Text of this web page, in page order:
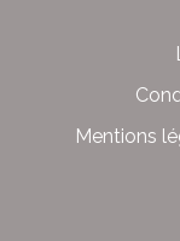
Mentions